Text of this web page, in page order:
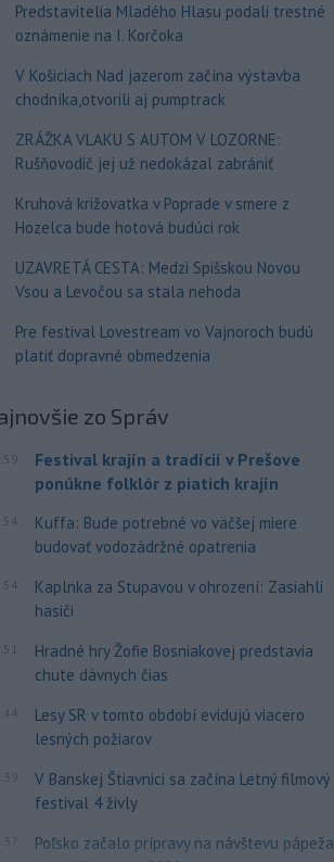
Predstavitelia Mladého Hlasu podali trestné
oznámenie na I. Korčoka
V Košiciach Nad jazerom začína výstavba
chodníka,otvorili aj pumptrack
ZRÁŽKA VLAKU S AUTOM V LOZORNE:
Rušňovodič jej už nedokázal zabrániť
Kruhová križovatka v Poprade v smere z
Hozelca bude hotová budúci rok
UZAVRETÁ CESTA: Medzi Spišskou Novou
Vsou a Levočou sa stala nehoda
Pre festival Lovestream vo Vajnoroch budú
platiť dopravné obmedzenia
zo Správ
Festival krajín a tradícií v Prešove
ponúkne folklór z piatich krajín
Kuffa: Bude potrebné vo väčšej miere
budovať vodozádržné opatrenia
Kaplnka za Stupavou v ohrození: Zasiahli
hasiči
Hradné hry Žofie Bosniakovej predstavia
chute dávnych čias
Lesy SR v tomto období evidujú viacero
lesných požiarov
V Banskej Štiavnici sa začína Letný filmový
festival 4 živly
Poľsko začalo prípravy na návštevu pápeža